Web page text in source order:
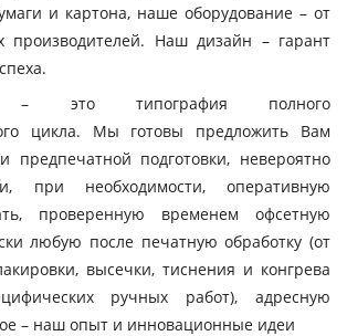
и картона, наше оборудование – от
производителей. Наш дизайн – гарант
– это типография полного
цикла. Мы готовы предложить Вам
предпечатной подготовки, невероятно
при необходимости, оперативную
проверенную временем офсетную
любую после печатную обработку (от
высечки, тиснения и конгрева
ручных работ), адресную
– наш опыт и инновационные идеи